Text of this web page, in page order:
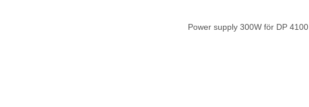
Power supply 300W för DP 4100